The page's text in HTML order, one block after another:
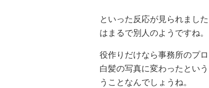
といった反応が見られまし
はまるで別人のようですね。
役作りだけなら事務所のプ
白髪の写真に変わったとい
うことなんでしょうね。